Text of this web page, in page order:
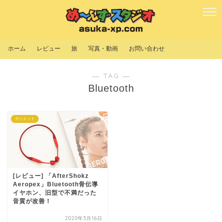
ホーム レビュー 旅 写真・動画 お問い合わせ
― TAG ―
Bluetooth
ガジェット
[レビュー] 「AfterShokz
Aeropex」Bluetooth骨伝導
イヤホン、旧型で不満だった
音質が改善！
2020年3月16日